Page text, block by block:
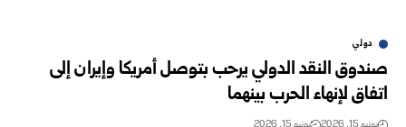
دولي
صندوق النقد الدولي يرحب بتوصل أمريكا وإيران إلى
اتفاق لإنهاء الحرب بينهما